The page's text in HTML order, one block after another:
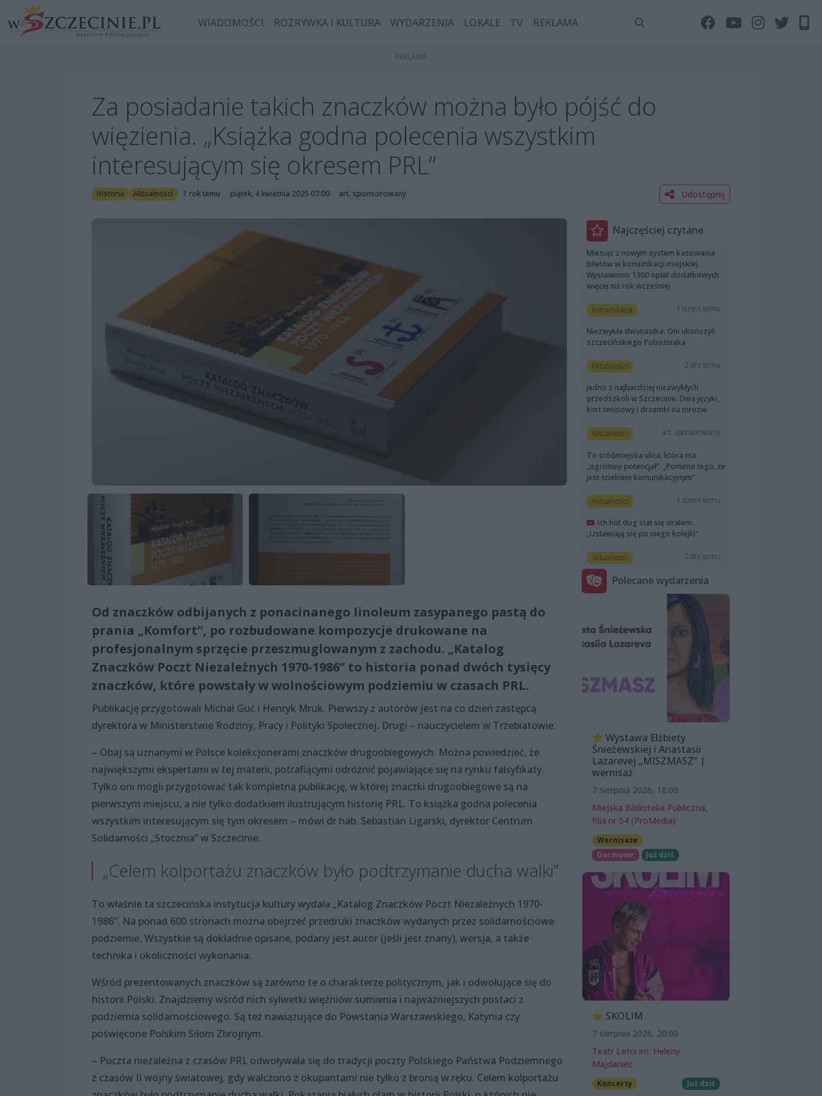
WIADOMOŚCI ROZRYWKA I KULTURA WYDARZENIA LOKALE TV REKLAMA
Za posiadanie takich znaczków można było pójść do
więzienia. „Książka godna polecenia wszystkim
interesującym się okresem PRL”
Historia Aktualności 1 rok temu piątek, 4 kwietnia 2025 07:00 art. sponsorowany Udostępnij
Od znaczków odbijanych z ponacinanego linoleum zasypanego pastą do
prania „Komfort”, po rozbudowane kompozycje drukowane na
profesjonalnym sprzęcie przeszmuglowanym z zachodu. „Katalog
Znaczków Poczt Niezależnych 1970-1986” to historia ponad dwóch tysięcy
znaczków, które powstały w wolnościowym podziemiu w czasach PRL.
Publikację przygotowali Michał Guć i Henryk Mruk. Pierwszy z autorów jest na co dzień zastępcą
dyrektora w Ministerstwie Rodziny, Pracy i Polityki Społecznej. Drugi – nauczycielem w Trzebiatowie.
– Obaj są uznanymi w Polsce kolekcjonerami znaczków drugoobiegowych. Można powiedzieć, że
największymi ekspertami w tej materii, potrafiącymi odróżnić pojawiające się na rynku falsyfikaty.
Tylko oni mogli przygotować tak kompletną publikację, w której znaczki drugoobiegowe są na
pierwszym miejscu, a nie tylko dodatkiem ilustrującym historię PRL. To książka godna polecenia
wszystkim interesującym się tym okresem – mówi dr hab. Sebastian Ligarski, dyrektor Centrum
Solidarności „Stocznia” w Szczecinie.
„Celem kolportażu znaczków było podtrzymanie ducha walki”
To właśnie ta szczecińska instytucja kultury wydała „Katalog Znaczków Poczt Niezależnych 1970-
1986”. Na ponad 600 stronach można obejrzeć przedruki znaczków wydanych przez solidarnościowe
podziemie. Wszystkie są dokładnie opisane, podany jest autor (jeśli jest znany), wersja, a także
technika i okoliczności wykonania.
Wśród prezentowanych znaczków są zarówno te o charakterze politycznym, jak i odwołujące się do
historii Polski. Znajdziemy wśród nich sylwetki więźniów sumienia i najważniejszych postaci z
podziemia solidarnościowego. Są też nawiązujące do Powstania Warszawskiego, Katynia czy
poświęcone Polskim Siłom Zbrojnym.
– Poczta niezależna z czasów PRL odwoływała się do tradycji poczty Polskiego Państwa Podziemnego
z czasów II wojny światowej, gdy walczono z okupantami nie tylko z bronią w ręku. Celem kolportażu
Najczęściej czytane
Miesiąc z nowym system kasowania
biletów w komunikacji miejskiej.
Wystawiono 1300 opłat dodatkowych
więcej niż rok wcześniej
Komunikacja 1 dzień temu
Niezwykła dwunastka. Oni ukończyli
szczecińskiego Pobożniaka
Aktualności 2 dni temu
Jedno z najbardziej niezwykłych
przedszkoli w Szczecinie. Dwa języki,
kort tenisowy i drzemki na mrozie
Aktualności art. sponsorowany
To śródmiejska ulica, która ma
„ogromny potencjał”. „Pomimo tego, że
jest ściekiem komunikacyjnym”
Aktualności 1 dzień temu
Ich hot dog stał się viralem.
„Ustawiają się po niego kolejki”
Aktualności 2 dni temu
Polecane wydarzenia
Wystawa Elżbiety
Śnieżewskiej i Anastasii
Lazarevej „MISZMASZ” |
wernisaż
7 sierpnia 2026, 18:00
Miejska Biblioteka Publiczna,
filia nr 54 (ProMedia)
Wernisaże
Darmowe
Już dziś
SKOLIM
7 sierpnia 2026, 20:00
Teatr Letni im. Heleny
Majdaniec
Koncerty Już dziś